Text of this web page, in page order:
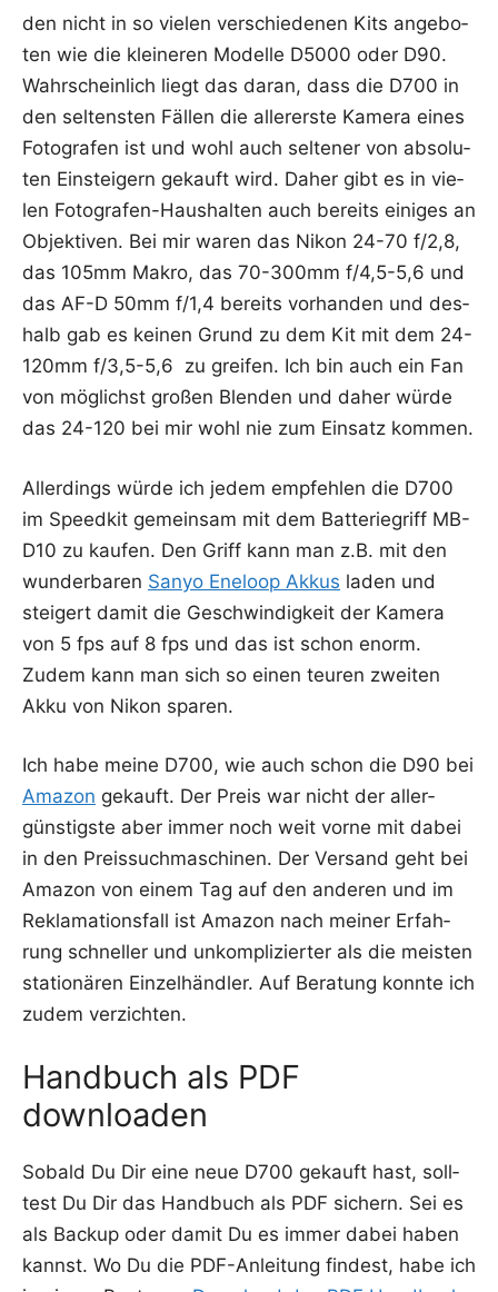
den nicht in so vie­len ver­schie­de­nen Kits ange­bo­
ten wie die klei­ne­ren Model­le D5000 oder D90.
Wahr­schein­lich liegt das dar­an, dass die D700 in
den sel­tens­ten Fäl­len die aller­ers­te Kame­ra eines
Foto­gra­fen ist und wohl auch sel­te­ner von abso­lu­
ten Ein­stei­gern gekauft wird. Daher gibt es in vie­
len Foto­gra­fen-Haus­hal­ten auch bereits eini­ges an
Objek­ti­ven. Bei mir waren das Nikon 24-70 f/2,8,
das 105mm Makro, das 70-300mm f/4,5-5,6 und
das AF-D 50mm f/1,4 bereits vor­han­den und des­
halb gab es kei­nen Grund zu dem Kit mit dem 24-
120mm f/3,5-5,6 zu grei­fen. Ich bin auch ein Fan
von mög­lichst gro­ßen Blen­den und daher wür­de
das 24-120 bei mir wohl nie zum Ein­satz kommen.
Aller­dings wür­de ich jedem emp­feh­len die D700
im Speed­kit gemein­sam mit dem Bat­te­rie­griff MB-
D10 zu kau­fen. Den Griff kann man z.B. mit den
wun­der­ba­ren San­yo Ene­loop Akkus laden und
stei­gert damit die Geschwin­dig­keit der Kame­ra
von 5 fps auf 8 fps und das ist schon enorm.
Zudem kann man sich so einen teu­ren zwei­ten
Akku von Nikon sparen.
Ich habe mei­ne D700, wie auch schon die D90 bei
Ama­zon gekauft. Der Preis war nicht der aller­
güns­tigs­te aber immer noch weit vor­ne mit dabei
in den Preis­such­ma­schi­nen. Der Ver­sand geht bei
Ama­zon von einem Tag auf den ande­ren und im
Rekla­ma­ti­ons­fall ist Ama­zon nach mei­ner Erfah­
rung schnel­ler und unkom­pli­zier­ter als die meis­ten
sta­tio­nä­ren Ein­zel­händ­ler. Auf Bera­tung konn­te ich
zudem verzichten.
Handbuch als PDF
downloaden
Sobald Du Dir eine neue D700 gekauft hast, soll­
test Du Dir das Hand­buch als PDF sichern. Sei es
als Back­up oder damit Du es immer dabei haben
kannst. Wo Du die PDF-Anlei­tung fin­dest, habe ich